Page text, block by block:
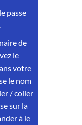
passe
de
le
votre
le nom
/ coller
sur la
à le